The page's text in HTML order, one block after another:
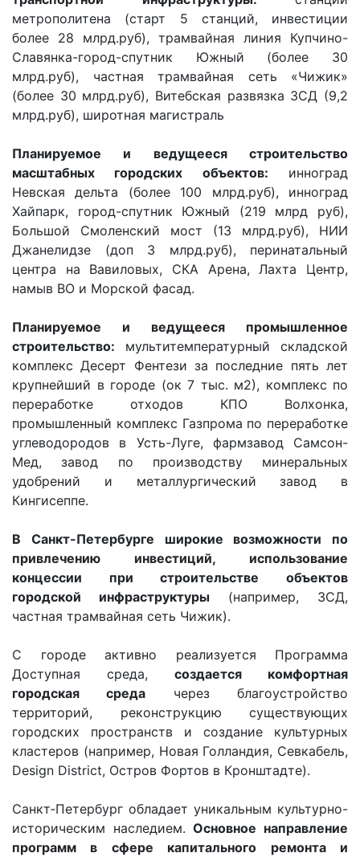
метрополитена (старт 5 станций, инвестиции
более 28 млрд.руб), трамвайная линия Купчино-
Славянка-город-спутник Южный (более 30
млрд.руб), частная трамвайная сеть «Чижик»
(более 30 млрд.руб), Витебская развязка ЗСД (9,2
млрд.руб), широтная магистраль
Планируемое и ведущееся строительство
масштабных городских объектов: инноград
Невская дельта (более 100 млрд.руб), инноград
Хайпарк, город-спутник Южный (219 млрд руб),
Большой Смоленский мост (13 млрд.руб), НИИ
Джанелидзе (доп 3 млрд.руб), перинатальный
центра на Вавиловых, СКА Арена, Лахта Центр,
намыв ВО и Морской фасад.
Планируемое и ведущееся промышленное
строительство: мультитемпературный складской
комплекс Десерт Фентези за последние пять лет
крупнейший в городе (ок 7 тыс. м2), комплекс по
переработке отходов КПО Волхонка,
промышленный комплекс Газпрома по переработке
углеводородов в Усть-Луге, фармзавод Самсон-
Мед, завод по производству минеральных
удобрений и металлургический завод в
Кингисеппе.
В Санкт-Петербурге широкие возможности по
привлечению инвестиций, использование
концессии при строительстве объектов
городской инфраструктуры (например, ЗСД,
частная трамвайная сеть Чижик).
С городе активно реализуется Программа
Доступная среда, создается комфортная
городская среда через благоустройство
территорий, реконструкцию существующих
городских пространств и создание культурных
кластеров (например, Новая Голландия, Севкабель,
Design District, Остров Фортов в Кронштадте).
Санкт‑Петербург обладает уникальным культурно-
историческим наследием.Основное направление
программ в сфере капитального ремонта и